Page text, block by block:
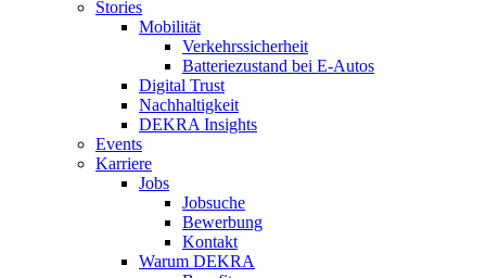
Stories
Mobilität
Verkehrssicherheit
Batteriezustand bei E-Autos
Digital Trust
Nachhaltigkeit
DEKRA Insights
Events
Karriere
Jobs
Jobsuche
Bewerbung
Kontakt
Warum DEKRA